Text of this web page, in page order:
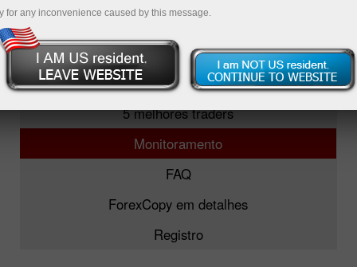
ForexCopy
5 melhores traders
Monitoramento
FAQ
ForexCopy em detalhes
Registro
for any inconvenience caused by this message.